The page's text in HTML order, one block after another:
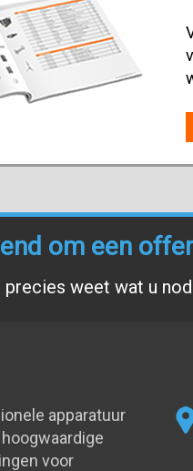
om een
precies weet wat u
apparatuur
voor